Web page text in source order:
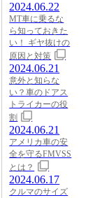
2024.06.22
MT車に乗るな
ら知っておきた
い！ ギヤ抜けの
原因と対策
2024.06.21
意外と知らな
い？車のドアス
トライカーの役
割
2024.06.21
アメリカ車の安
全を守るFMVSS
とは？
2024.06.17
クルマのサイズ